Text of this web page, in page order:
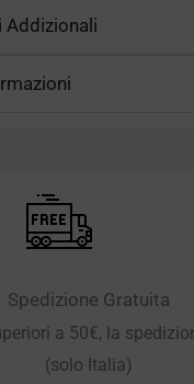
Addizionali
Spedizione Gratuita
a 50€, la
(solo Italia)